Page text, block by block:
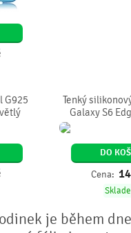
G925
Tenký
Galaxy S6
DO
Cena:
je během